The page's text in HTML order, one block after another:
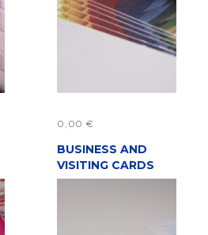
0,00 €
ADD TO CART
BUSINESS AND
VISITING CARDS